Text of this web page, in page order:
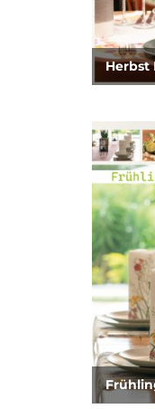
Herbst